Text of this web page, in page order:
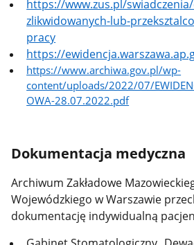
https://www.zus.pl/
zlikwidowanych-lub-
pracy
https://
https://www.archiwa.gov.pl/wp-
content/uploads/2022/07/
OWA-28.07.2022.pdf
Dokumentacja medyczna
Archiwum Zakładowe
Wojewódzkiego w Warszawie
dokumentację indywidualną